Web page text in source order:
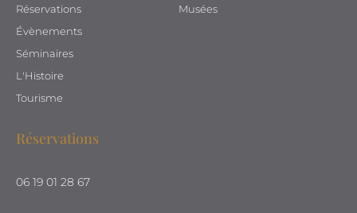
Réservations
Évènements
Séminaires
L'Histoire
Tourisme
Musées
Réservations
06 19 01 28 67